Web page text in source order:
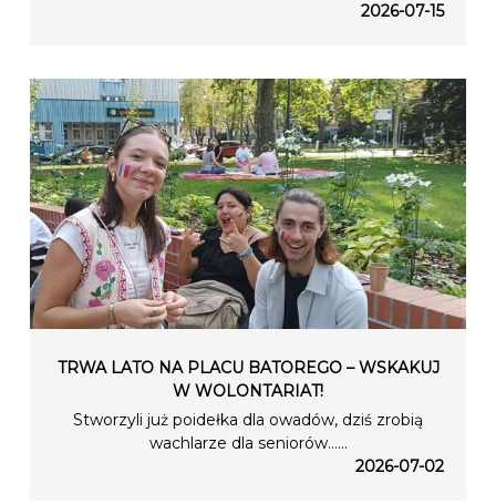
2026-07-15
TRWA LATO NA PLACU BATOREGO – WSKAKUJ
W WOLONTARIAT!
Stworzyli już poidełka dla owadów, dziś zrobią
wachlarze dla seniorów…...
2026-07-02